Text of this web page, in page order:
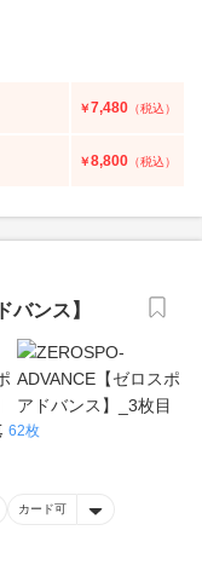
￥7,480 （税込）
￥8,800 （税込）
ンス】
62枚
カード可